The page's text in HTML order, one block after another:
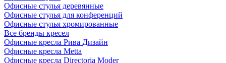
Офисные стулья деревянные
Офисные стулья для конференций
Офисные стулья хромированные
Все бренды кресел
Офисные кресла Рива Дизайн
Офисные кресла Metta
Офисные кресла Directoria Moder